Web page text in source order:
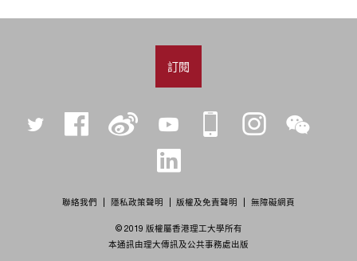
聯絡我們 隱私政策聲明 版權及免責聲明 無障礙網頁
© 2019 版權屬香港理工大學所有
本通訊由理大傳訊及公共事務處出版
訂閱
Twitter Facebook 微
YouTube iPolyU Instagram微
LinkedIn